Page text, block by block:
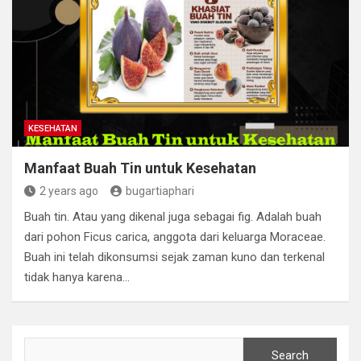
KESEHATAN
Manfaat Buah Tin untuk Kesehatan
2 years ago bugartiaphari
Buah tin. Atau yang dikenal juga sebagai fig. Adalah buah
dari pohon Ficus carica, anggota dari keluarga Moraceae.
Buah ini telah dikonsumsi sejak zaman kuno dan terkenal
tidak hanya karena…
Search